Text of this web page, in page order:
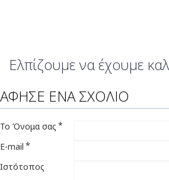
Ελπίζουμε να έχουμε
ΆΦΗΣΕ ΈΝΑ ΣΧΌΛΙΟ
Το Όνομα σας
E-mail
Ιστότοπος